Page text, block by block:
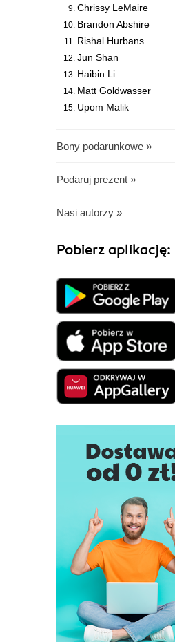
Chrissy LeMaire
Brandon Abshire
Rishal Hurbans
Jun Shan
Haibin Li
Matt Goldwasser
Upom Malik
Bony podarunkowe »
Podaruj prezent »
Nasi autorzy »
Pobierz aplikację: